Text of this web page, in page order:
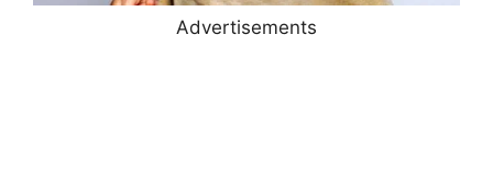
Advertisements